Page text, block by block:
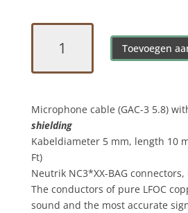
microphone
cable
6m
en
10m
aantal
Toevoegen
Microphone cable (GAC-3 5.8)
shielding
Kabeldiameter 5 mm, length 10
Ft)
Neutrik NC3*XX-BAG
The conductors of pure LFOC
sound and the most accurate